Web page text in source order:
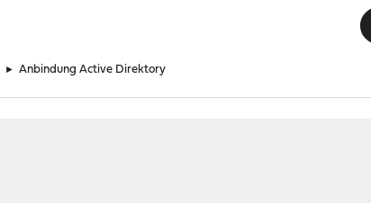
► Anbindung Active Direktory